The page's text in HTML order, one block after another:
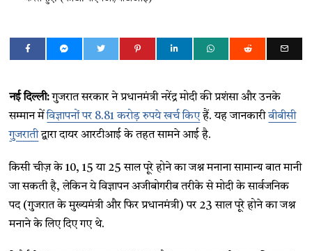
नई दिल्ली:गुजरात सरकार ने प्रधानमंत्री नरेंद्र मोदी की प्रशंसा और उनके
सम्मान मेंविज्ञापनों पर 8.81 करोड़ रुपये खर्च किएहैं. यह जानकारीबीबीसी
गुजरातीद्वारा दायर आरटीआई के तहत सामने आई है.
किसी चीज़ के 10, 15 या 25 साल पूरे होने का जश्न मनाना सामान्य बात मानी
जा सकती है, लेकिन ये विज्ञापन अजीबोगरीब तरीके से मोदी के सार्वजनिक
पद (गुजरात के मुख्यमंत्री और फिर प्रधानमंत्री) पर 23 साल पूरे होने का जश्न
मनाने के लिए दिए गए थे.